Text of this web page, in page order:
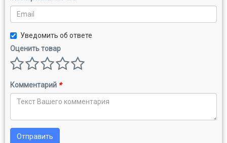
Уведомить об ответе
Оценить товар
Комментарий *
Отправить